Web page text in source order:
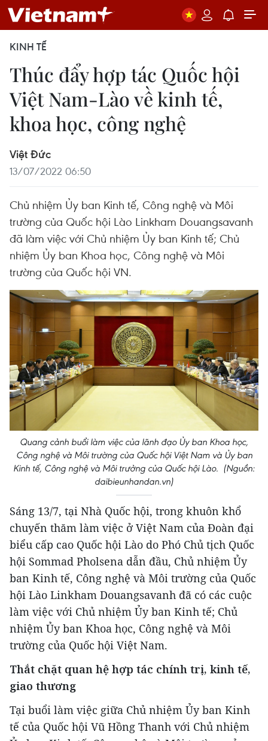
KINH TẾ
Thúc đẩy hợp tác Quốc hội
Việt Nam-Lào về kinh tế,
khoa học, công nghệ
Việt Đức
13/07/2022 06:50
Chủ nhiệm Ủy ban Kinh tế, Công nghệ và Môi
trường của Quốc hội Lào Linkham Douangsavanh
đã làm việc với Chủ nhiệm Ủy ban Kinh tế; Chủ
nhiệm Ủy ban Khoa học, Công nghệ và Môi
trường của Quốc hội VN.
Quang cảnh buổi làm việc của lãnh đạo Ủy ban Khoa học,
Công nghệ và Môi trường của Quốc hội Việt Nam và Ủy ban
Kinh tế, Công nghệ và Môi trưởng của Quốc hội Lào. (Nguồn:
daibieunhandan.vn)
Sáng 13/7, tại Nhà Quốc hội, trong khuôn khổ
chuyến thăm làm việc ở Việt Nam của Đoàn đại
biểu cấp cao Quốc hội Lào do Phó Chủ tịch Quốc
hội Sommad Pholsena dẫn đầu, Chủ nhiệm Ủy
ban Kinh tế, Công nghệ và Môi trường của Quốc
hội Lào Linkham Douangsavanh đã có các cuộc
làm việc với Chủ nhiệm Ủy ban Kinh tế; Chủ
nhiệm Ủy ban Khoa học, Công nghệ và Môi
trường của Quốc hội Việt Nam.
Thắt chặt quan hệ hợp tác chính trị, kinh tế,
giao thương
Tại buổi làm việc giữa Chủ nhiệm Ủy ban Kinh
tế của Quốc hội Vũ Hồng Thanh với Chủ nhiệm